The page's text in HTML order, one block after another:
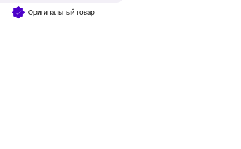
Оригинальный товар